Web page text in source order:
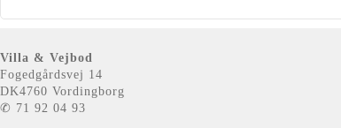
Villa & Vejbod
Fogedgårdsvej 14
DK4760 Vordingborg
✆ 71 92 04 93